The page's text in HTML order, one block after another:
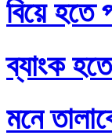
বিয়ে হতে
ব্যাংক
মনে